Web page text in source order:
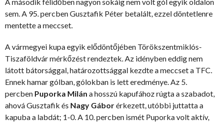
sem. A 95. percben Gusztafik Péter betalált, ezzel döntetlenre
mentette a meccset.
A vármegyei kupa egyik elődöntőjében Törökszentmiklós-
Tiszaföldvár mérkőzést rendeztek. Az idényben eddig nem
látott bátorsággal, határozottsággal kezdte a meccset a TFC.
Ennek hamar gólban, gólokban is lett eredménye. Az 5.
percben Puporka Milán a hosszú kapufához rúgta a szabadot,
ahová Gusztafik és Nagy Gáborérkezett, utóbbi juttatta a
kapuba a labdát; 1-0. A 10. percben ismét Puporka volt aktív,